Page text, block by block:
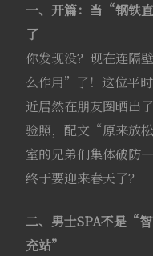
一、开篇：当“钢铁
了
你发现没？现在连隔
么作用”了！这位平
近居然在朋友圈晒出了
验照，配文“原来放
室的兄弟们集体破
终于要迎来春天了？
二、男士SPA不是“
充站”